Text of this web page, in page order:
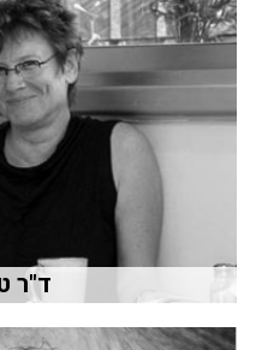
ד"ר